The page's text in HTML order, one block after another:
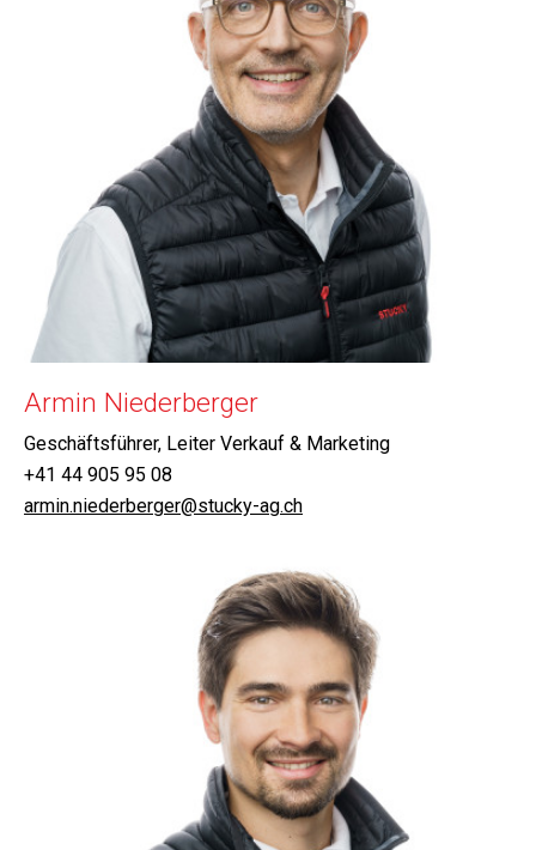
Armin Niederberger
Geschäftsführer, Leiter Verkauf & Marketing
+41 44 905 95 08
armin.niederberger@stucky-ag.ch